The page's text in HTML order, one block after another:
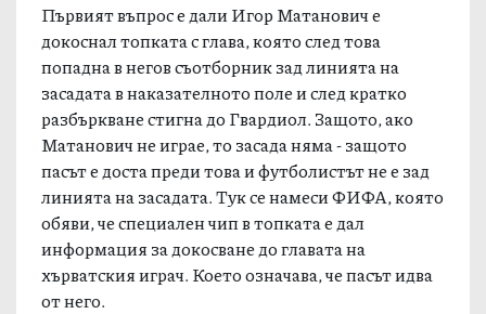
Първият въпрос е дали Игор Матанович е
докоснал топката с глава, която след това
попадна в негов съотборник зад линията на
засадата в наказателното поле и след кратко
разбъркване стигна до Гвардиол. Защото, ако
Матанович не играе, то засада няма - защото
пасът е доста преди това и футболистът не е зад
линията на засадата. Тук се намеси ФИФА, която
обяви, че специален чип в топката е дал
информация за докосване до главата на
хърватския играч. Което означава, че пасът идва
от него.